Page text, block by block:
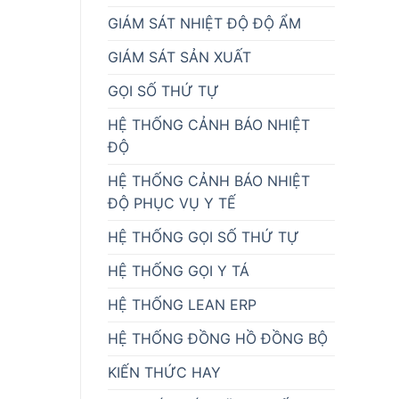
GIÁM SÁT NHIỆT ĐỘ ĐỘ ẨM
GIÁM SÁT SẢN XUẤT
GỌI SỐ THỨ TỰ
HỆ THỐNG CẢNH BÁO NHIỆT
ĐỘ
HỆ THỐNG CẢNH BÁO NHIỆT
ĐỘ PHỤC VỤ Y TẾ
HỆ THỐNG GỌI SỐ THỨ TỰ
HỆ THỐNG GỌI Y TÁ
HỆ THỐNG LEAN ERP
HỆ THỐNG ĐỒNG HỒ ĐỒNG BỘ
KIẾN THỨC HAY